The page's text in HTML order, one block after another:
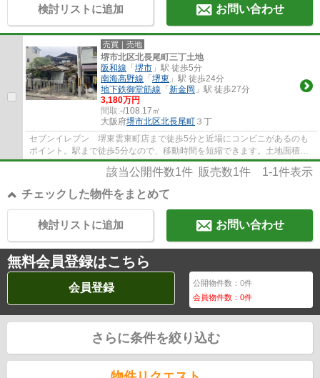
検討リストに追加 お問い合わせ
売買｜売地
堺市北区北長尾町三丁土地
阪和線 「 堺市 」駅 徒歩5分
南海高野線 「 堺東 」駅 徒歩24分
地下鉄御堂筋線 「 新金岡 」駅 徒歩27分
3,180万円
間取:-/108.17㎡
大阪府堺市北区北長尾町 ３丁
セブンイレブン 堺東雲東町店まで徒歩5分と近場にコンビニがあるのも
ポイント。駅まで徒歩5分なので、移動時間を短縮できます。土地面積は
108.17㎡(公簿)です。売地をお探しの方にぴ...
該当公開件数1件 販売数1件 1-1件表示
チェックした物件をまとめて
お問い合わせ
検討リストに追加
無料会員登録はこちら
会員登録 公開物件数：0件
会員物件数：0件
さらに条件を絞り込む